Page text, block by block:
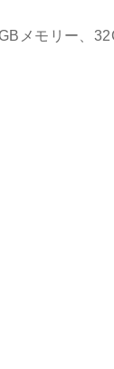
メモリー、